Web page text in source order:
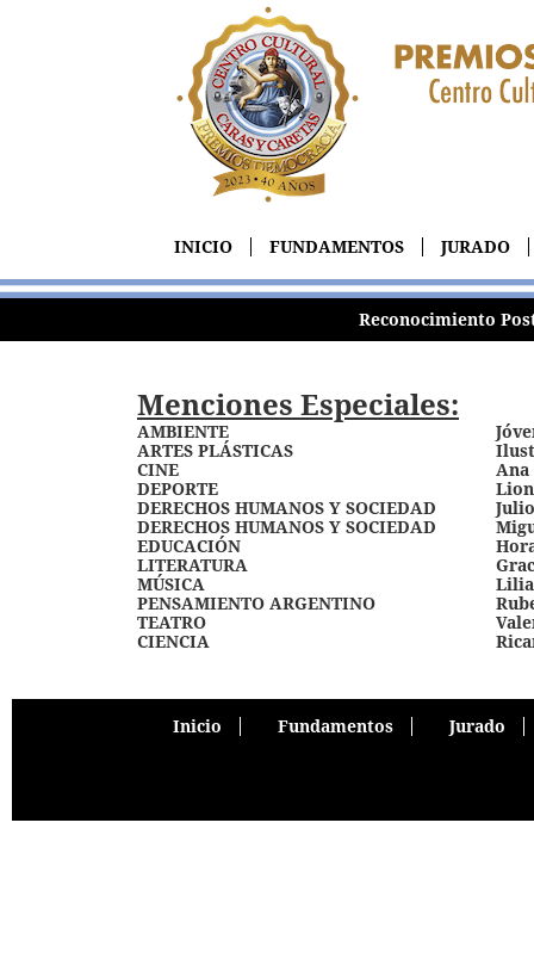
INICIO FUNDAMENTOS JURADO
Reconocimiento
Menciones Especiales:
AMBIENTE
ARTES PLÁSTICAS
CINE
Ana
DEPORTE
DERECHOS HUMANOS Y SOCIEDAD
DERECHOS HUMANOS Y SOCIEDAD
EDUCACIÓN
LITERATURA
MÚSICA
PENSAMIENTO ARGENTINO
TEATRO
CIENCIA
Inicio Fundamentos Jurado